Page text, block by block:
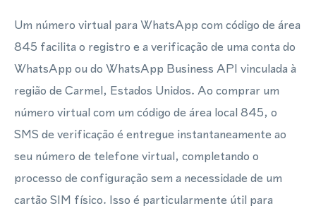
Um número virtual para WhatsApp com código de área
845 facilita o registro e a verificação de uma conta do
WhatsApp ou do WhatsApp Business API vinculada à
região de Carmel, Estados Unidos. Ao comprar um
número virtual com um código de área local 845, o
SMS de verificação é entregue instantaneamente ao
seu número de telefone virtual, completando o
processo de configuração sem a necessidade de um
cartão SIM físico. Isso é particularmente útil para